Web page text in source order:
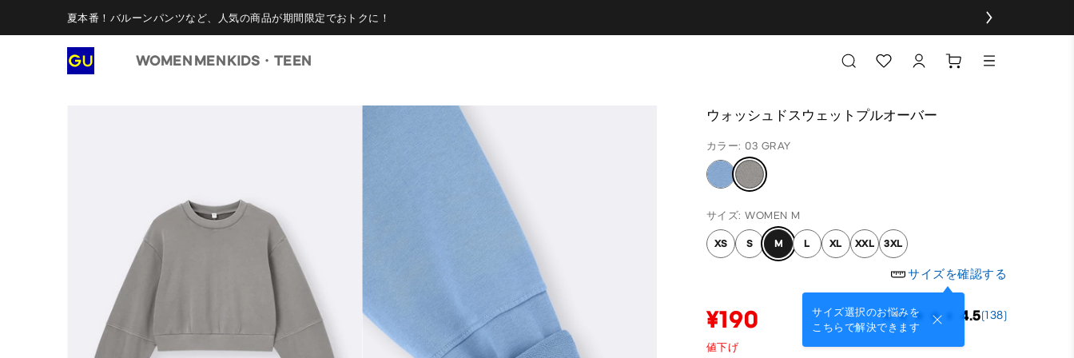
夏本番！バルーンパンツなど、人気の商品が期間限定でおトクに！
WOMEN MENKIDS・TEEN
ウォッシュドスウェットプルオーバー
カラー: 03 GRAY
サイズ: WOMEN M
XS S M L XL XXL 3XL
サイズを確認する
サイズ選択のお悩みを
こちらで解決できます
¥190 4.5(138)
値下げ